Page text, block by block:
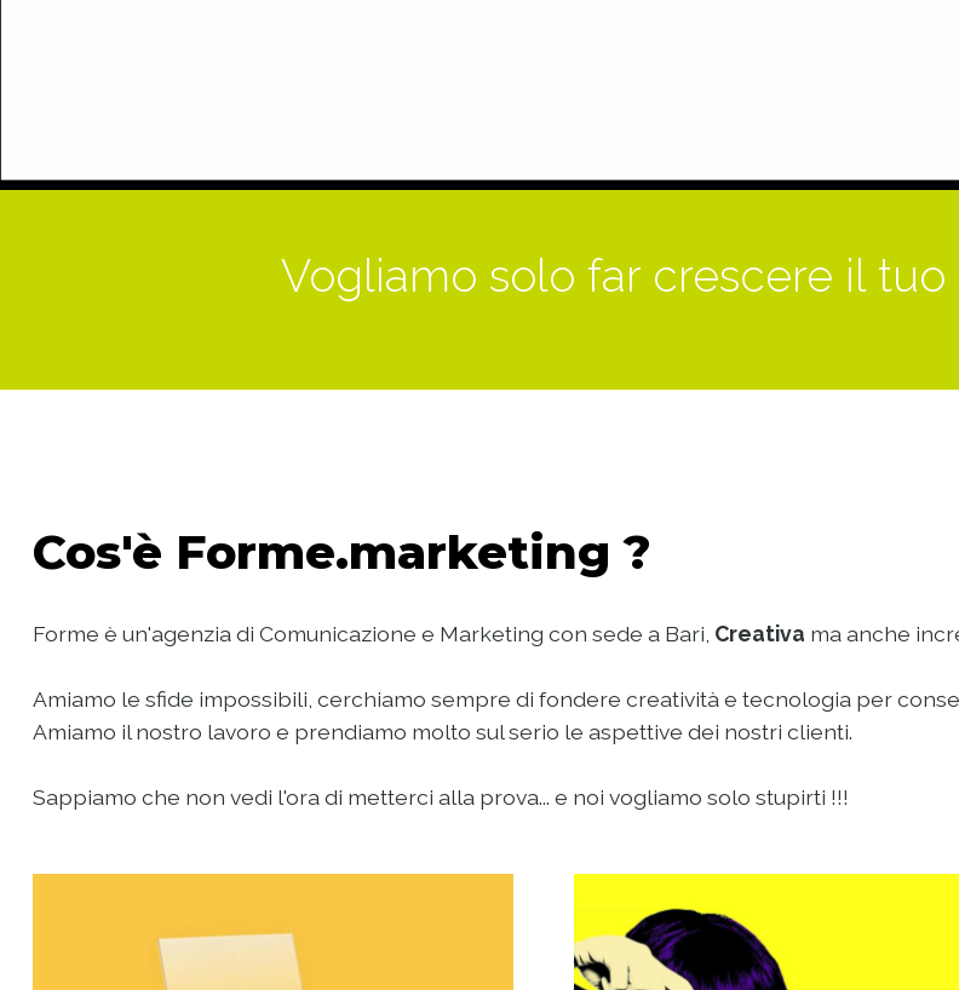
Vogliamo solo far crescere il tuo
Cos'è Forme.marketing ?
Forme è un'agenzia di Comunicazione e Marketing con sede a Bari, Creativa ma anche
Amiamo le sfide impossibili, cerchiamo sempre di fondere creatività e tecnologia per
Amiamo il nostro lavoro e prendiamo molto sul serio le aspettive dei nostri clienti.
Sappiamo che non vedi l'ora di metterci alla prova... e noi vogliamo solo stupirti !!!